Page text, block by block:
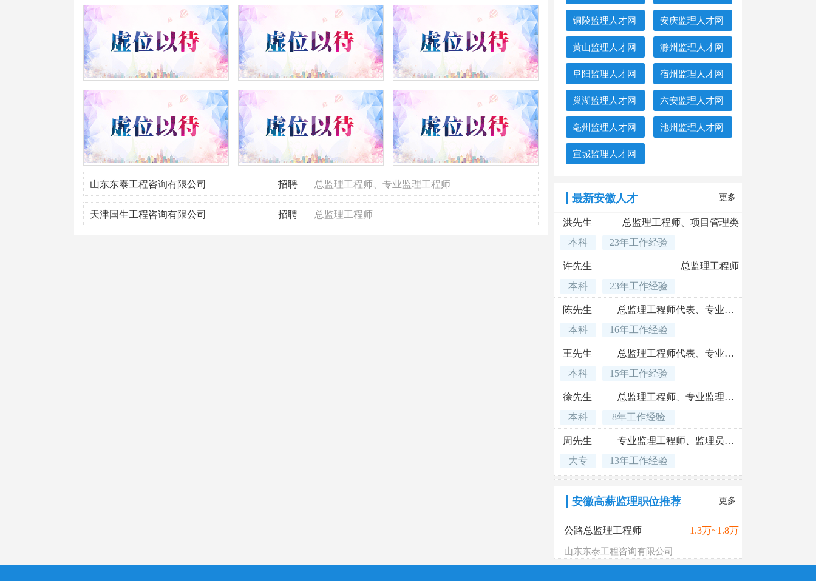
山东东泰工程咨询有限公司 招聘 总监理工程师、专业监理工程师
天津国生工程咨询有限公司 招聘 总监理工程师
铜陵监理人才网 安庆监理人才网
黄山监理人才网 滁州监理人才网
阜阳监理人才网 宿州监理人才网
巢湖监理人才网 六安监理人才网
亳州监理人才网 池州监理人才网
宣城监理人才网
最新安徽人才 更多
总监理工程师、项目管理类
洪先生
本科
23年工作经验
总监理工程师
许先生
本科
23年工作经验
总监理工程师代表、专业监理工程师
陈先生
本科
16年工作经验
总监理工程师代表、专业监理工程师、项目管理类
王先生
本科
15年工作经验
总监理工程师、专业监理工程师、建造师
徐先生
本科
8年工作经验
专业监理工程师、监理员、建筑施工类
周先生
大专
13年工作经验
安徽高薪监理职位推荐 更多
1.3万~1.8万
公路总监理工程师
山东东泰工程咨询有限公司